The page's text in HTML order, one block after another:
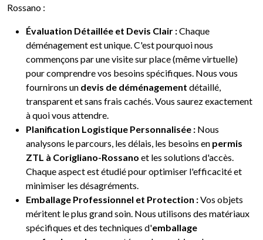
Rossano :
Évaluation Détaillée et Devis Clair :Chaque
déménagement est unique. C'est pourquoi nous
commençons par une visite sur place (même virtuelle)
pour comprendre vos besoins spécifiques. Nous vous
fournirons un devis de déménagement détaillé,
transparent et sans frais cachés. Vous saurez exactement
à quoi vous attendre.
Planification Logistique Personnalisée : Nous
analysons le parcours, les délais, les besoins en permis
ZTL à Corigliano-Rossano et les solutions d'accès.
Chaque aspect est étudié pour optimiser l'efficacité et
minimiser les désagréments.
Emballage Professionnel et Protection :Vos objets
méritent le plus grand soin. Nous utilisons des matériaux
spécifiques et des techniques d'emballage